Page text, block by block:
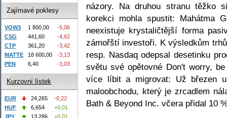
názory. Na druhou stranu těžko
korekci mohla spustit: Mahátma
neexistuje krystaličtější forma
zámořští investoři. K výsledkům
resp. Nasdaq odepsal desetinku
světu své opětovné Don't worry,
více líbit a migrovat: Už březen
maloobchodu, který je zrcadlem
Bath & Beyond Inc. včera přidal 10
Zajímavé poklesy
VOW3 1 800,00
-5,06
CSG
441,60
-4,62
CTP
361,20
-3,42
MATTE
18 600,00
-3,13
PEN
6,40 -3,03
Kurzovní lístek
EUR 24,265
-0,22
HUF
6,654
+0,01
JPY
13,286
+0,01